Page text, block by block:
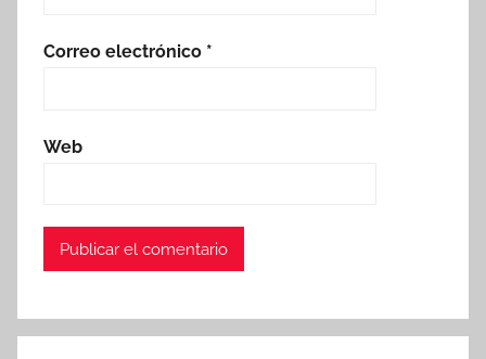
Correo electrónico *
Web